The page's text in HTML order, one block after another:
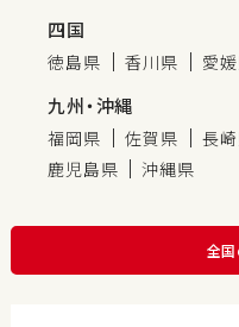
四国
徳島県 香川県 愛
九州・沖縄
福岡県 佐賀県 長
鹿児島県
沖縄県
全